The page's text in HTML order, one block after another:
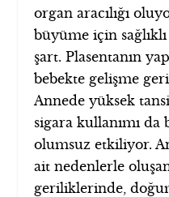
organ aracılığı
büyüme için
şart. Plasentanın
bebekte gelişme
Annede yüksek
sigara kullanımı
olumsuz etkiliyor.
ait nedenlerle
geriliklerinde,